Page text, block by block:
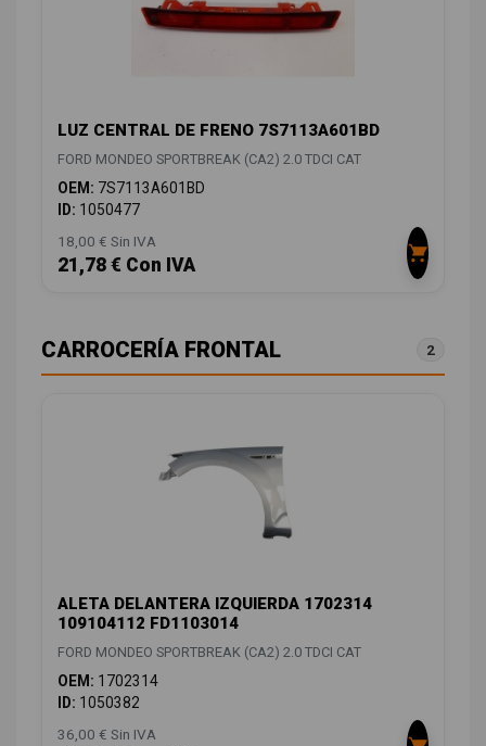
LUZ CENTRAL DE FRENO 7S7113A601BD
FORD MONDEO SPORTBREAK (CA2) 2.0 TDCI CAT
OEM: 7S7113A601BD
ID: 1050477
18,00 € Sin IVA
21,78 € Con IVA
CARROCERÍA FRONTAL 2
ALETA DELANTERA IZQUIERDA 1702314
109104112 FD1103014
FORD MONDEO SPORTBREAK (CA2) 2.0 TDCI CAT
OEM: 1702314
ID: 1050382
36,00 € Sin IVA